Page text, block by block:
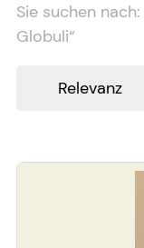
Sie suchen nach:
Globuli“